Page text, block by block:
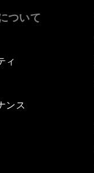
ついて
ィ
ンス